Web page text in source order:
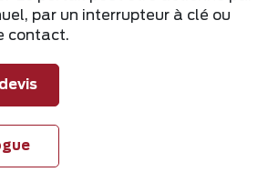
par un interrupteur à clé ou
contact.